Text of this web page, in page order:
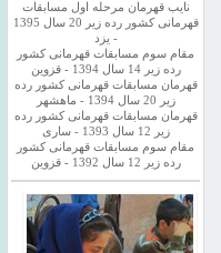
نایب قهرمان مرحله اول مسابقات
قهرمانی کشور رده زیر 20 سال 1395
- یزد
مقام سوم مسابقات قهرمانی کشور
رده زیر 14 سال 1394 - قزوین
قهرمان مسابقات قهرمانی کشور رده
زیر 20 سال 1394 - ماهشهر
قهرمان مسابقات قهرمانی کشور رده
زیر 12 سال 1393 - ساری
مقام سوم مسابقات قهرمانی کشور
رده زیر 12 سال 1392 - قزوین